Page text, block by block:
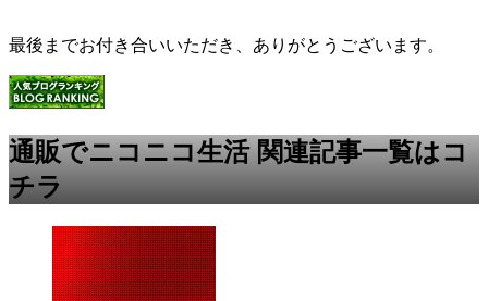
最後までお付き合いいただき、ありがとうございます。
通販でニコニコ生活 関連記事一覧はコ
チラ